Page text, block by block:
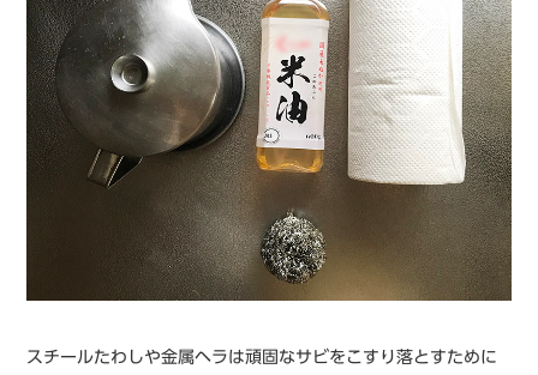
スチールたわしや金属ヘラは頑固なサビをこすり落とすために